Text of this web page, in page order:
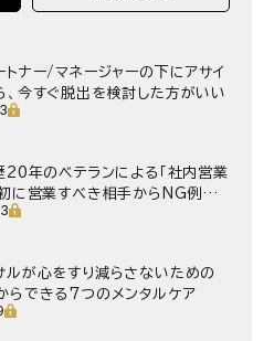
トナー/マネージャーの下にアサイ
、今すぐ脱出を検討した方がいい
20年のベテランによる「社内営業
初に営業すべき相手からNG例ま
ルが心をすり減らさないための
できる7つのメンタルケア